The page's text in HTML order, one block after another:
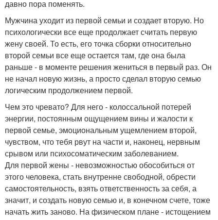
давно пора поменять.
Мужчина уходит из первой семьи и создает вторую. Но
психологически все еще продолжает считать первую
жену своей. То есть, его точка сборки относительно
второй семьи все еще остается там, где она была
раньше - в моменте решения жениться в первый раз. Он
не начал новую жизнь, а просто сделал вторую семью
логическим продолжением первой.
Чем это чревато? Для него - колоссальной потерей
энергии, постоянным ощущением вины и жалости к
первой семье, эмоциональным ущемлением второй,
чувством, что тебя рвут на части и, наконец, нервным
срывом или психосоматическим заболеванием.
Для первой жены - невозможностью обособиться от
этого человека, стать внутренне свободной, обрести
самостоятельность, взять ответственность за себя, а
значит, и создать новую семью и, в конечном счете, тоже
начать жить заново. На физическом плане - истощением